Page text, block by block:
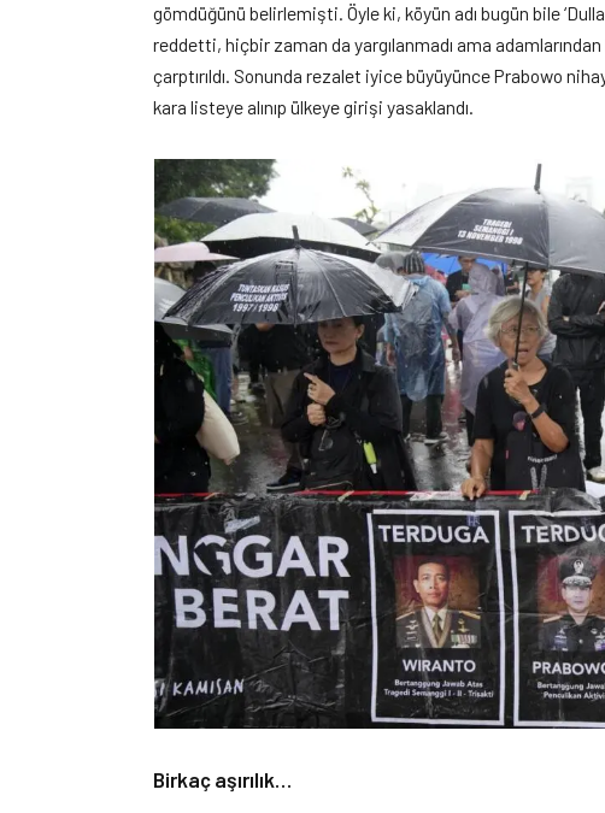
gömdüğünü belirlemişti. Öyle ki, köyün adı bugün bile
reddetti, hiçbir zaman da yargılanmadı ama
çarptırıldı. Sonunda rezalet iyice büyüyünce Prabowo
kara listeye alınıp ülkeye girişi yasaklandı.
Birkaç aşırılık…